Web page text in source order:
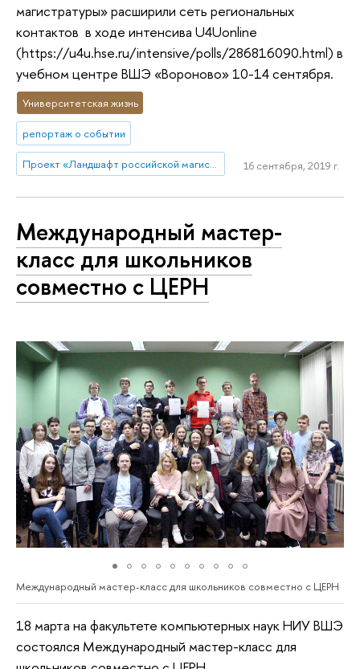
магистратуры» расширили сеть региональных
контактов в ходе интенсива U4Uonline
(https://u4u.hse.ru/intensive/polls/286816090.html) в
учебном центре ВШЭ «Вороново» 10-14 сентября.
Университетская жизнь
репортаж о событии
Проект «Ландшафт российской магистратуры» 16 сентября, 2019 г.
Международный мастер-
класс для школьников
совместно с ЦЕРН
Международный мастер-класс для школьников совместно с ЦЕРН
18 марта на факультете компьютерных наук НИУ ВШЭ
состоялся Международный мастер-класс для